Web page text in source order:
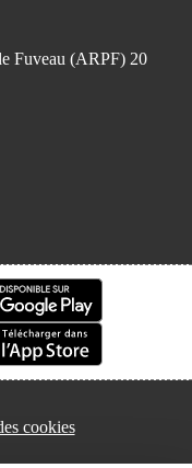
Fuveau (ARPF) 20
cookies